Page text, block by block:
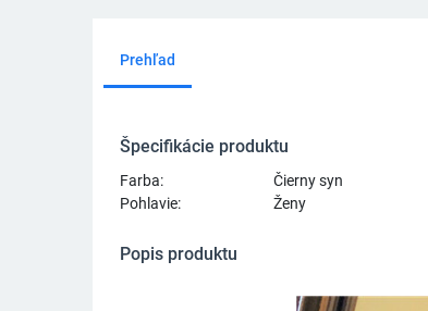
Prehľad
Špecifikácie produktu
Farba: Čierny syn
Pohlavie:
Ženy
Popis produktu